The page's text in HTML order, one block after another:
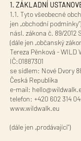
1. ZÁKLADNÍ
1.1. Tyto všeobecné
jen „obchodní
násl. zákona č. 89/2012
(dále jen „občanský
Tereza Pěnková - WILD
IČ:01887301
se sídlem: Nové Dvory
Česká Republika
e-mail:
telefon: +420 602 314
www.wildwalk.eu
(dále jen „prodávající“)